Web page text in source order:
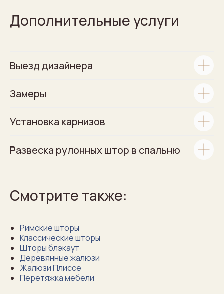
Дополнительные услуги
Выезд дизайнера
Замеры
Установка карнизов
Развеска рулонных штор в спальню
Смотрите также:
Римские шторы
Классические шторы
Шторы блэкаут
Деревянные жалюзи
Жалюзи Плиссе
Перетяжка мебели